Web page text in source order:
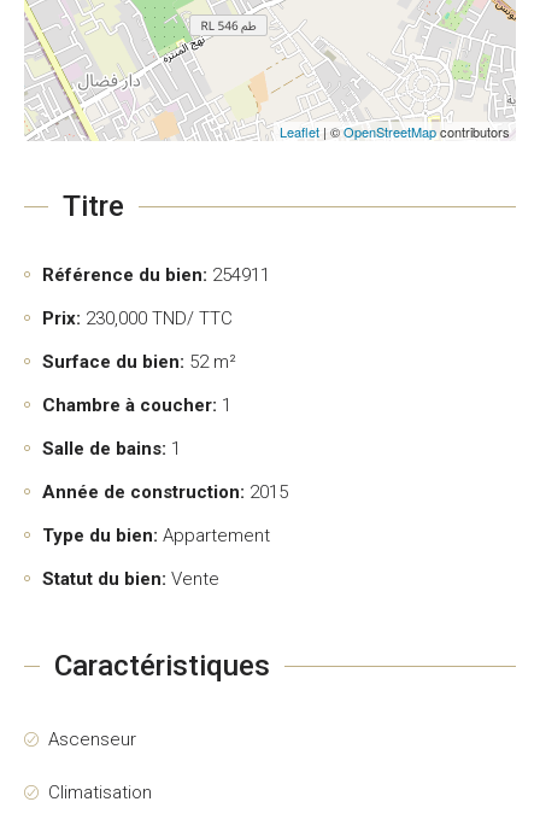
Leaflet | ©OpenStreetMapcontributors
Titre
Référence du bien: 254911
Prix: 230,000 TND/ TTC
Surface du bien: 52 m²
Chambre à coucher: 1
Salle de bains: 1
Année de construction: 2015
Type du bien: Appartement
Statut du bien: Vente
Caractéristiques
Ascenseur
Climatisation